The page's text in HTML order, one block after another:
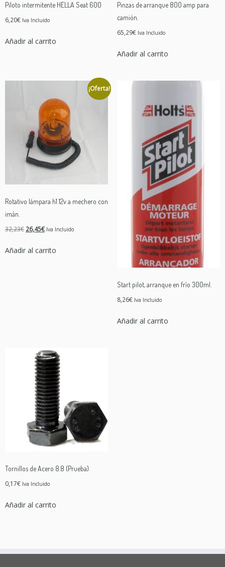
Piloto intermitente HELLA Seat 600
6,20€ Iva Incluido
Añadir al carrito
Pinzas de arranque 800 amp para
camión.
65,29€ Iva Incluido
Añadir al carrito
¡Oferta!
Rotativo lámpara h1 12v a mechero con
imán.
32,23€ El
original
26,45€El
actual
Iva Incluido
Añadir al carrito
Start pilot, arranque en frío 300ml.
8,26€ Iva Incluido
Añadir al carrito
Tornillos de Acero 8.8 (Prueba)
0,17€ Iva Incluido
Añadir al carrito